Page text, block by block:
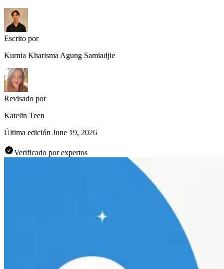
Escrito por
Kurnia Kharisma Agung Samiadjie
Revisado por
Katelin Teen
Última edición June 19, 2026
Verificado por expertos